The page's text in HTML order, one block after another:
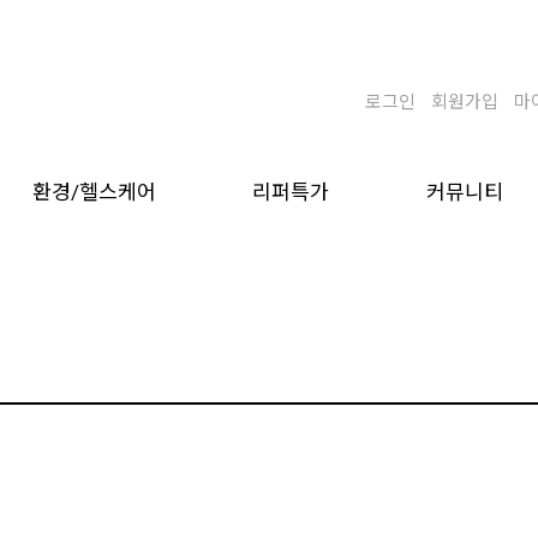
로그인 회원가입 마
환경/헬스케어 리퍼특가 커뮤니티